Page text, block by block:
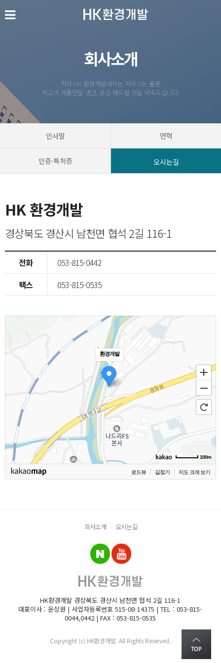
회사소개
저희 HK 환경개발에서는 서비스는 물론
최고의 제품만을 생산, 공급 해드릴 것을 약속드립니다.
인사말 연혁
인증·특허증 오시는길
HK 환경개발
경상북도 경산시 남천면 협석 2길 116-1
전화
053-815-0442
팩스
053-815-0535
환경개발
100m
로드뷰 길찾기 지도 크게 보기
회사소개 오시는길
HK환경개발 경상북도 경산시 남천면 협석 2길 116-1
대표이사 : 윤상원 | 사업자등록번호 515-08-14375 | TEL : 053-815-
0044,0442 | FAX : 053-815-0535
Copyright (c) HK환경개발. All Rights Reserved.